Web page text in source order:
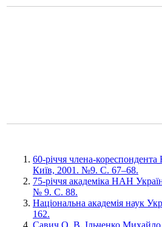
60-річчя члена-
Київ, 2001. №9. С. 67–68.
75-річчя академіка НАН
№ 9. С. 88.
Національна академія наук
162.